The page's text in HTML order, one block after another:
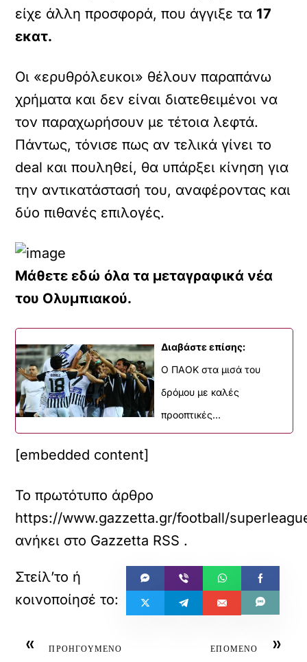
είχε άλλη προσφορά, που άγγιξε τα 17
εκατ.
Οι «ερυθρόλευκοι» θέλουν παραπάνω
χρήματα και δεν είναι διατεθειμένοι να
τον παραχωρήσουν με τέτοια λεφτά.
Πάντως, τόνισε πως αν τελικά γίνει το
deal και πουληθεί, θα υπάρξει κίνηση για
την αντικατάστασή του, αναφέροντας και
δύο πιθανές επιλογές.
Μάθετε εδώ όλα τα μεταγραφικά νέα
του Ολυμπιακού.
Διαβάστε επίσης:
Ο ΠΑΟΚ στα μισά του
δρόμου με καλές
προοπτικές…
[embedded content]
Το πρωτότυπο άρθρο
https://www.gazzetta.gr/football/
ανήκει στο Gazzetta RSS .
« ΠΡΟΗΓΟΥΜΕΝΟ »
ΕΠΟΜΕΝΟ